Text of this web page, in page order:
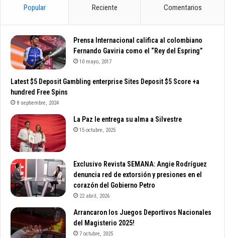
Popular Reciente Comentarios
Prensa Internacional califica al colombiano
Fernando Gaviria como el “Rey del Espring”
10 mayo, 2017
Latest $5 Deposit Gambling enterprise Sites Deposit $5 Score +a
hundred Free Spins
8 septiembre, 2024
La Paz le entrega su alma a Silvestre
15 octubre, 2025
Exclusivo Revista SEMANA: Angie Rodríguez
denuncia red de extorsión y presiones en el
corazón del Gobierno Petro
22 abril, 2026
Arrancaron los Juegos Deportivos Nacionales
del Magisterio 2025!
7 octubre, 2025